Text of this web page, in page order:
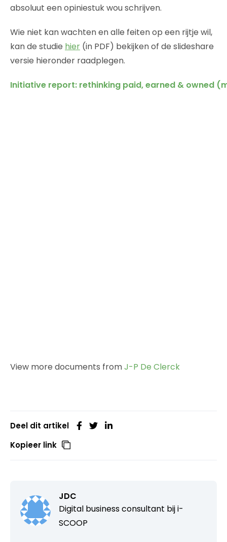
absoluut een opiniestuk wou schrijven.
Wie niet kan wachten en alle feiten op een rijtje wil,
kan de studie hier (in PDF) bekijken of de slideshare
versie hieronder raadplegen.
Initiative report: rethinking paid, earned & owned
View more documents fromJ-P De Clerck
Deel dit artikel
Kopieer link
JDC
Digital business consultant biji-
SCOOP